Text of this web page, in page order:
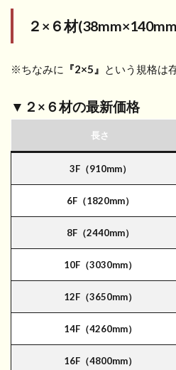
２×６材
※ちなみに 『2×5』 という規格は
▼２×６材の最新価格
長さ
3F（910mm）
6F（1820mm）
8F（2440mm）
10F（3030mm）
12F（3650mm）
14F（4260mm）
16F（4800mm）